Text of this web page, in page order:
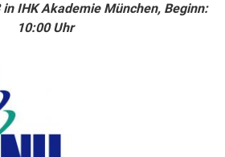
IHK Akademie München, Beginn:
10:00 Uhr